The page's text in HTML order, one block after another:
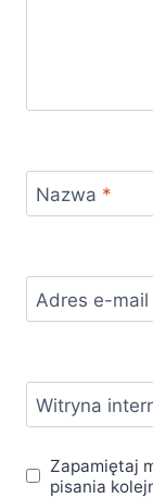
Nazwa *
Adres e-mail
Witryna
Zapamiętaj
pisania